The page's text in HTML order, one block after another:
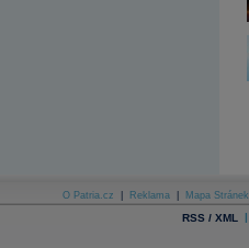
Databanka - Ceny
O Patria.cz Reklama Mapa Stránek
RSS / XML |